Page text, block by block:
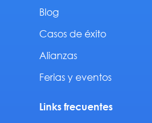
Blog
Casos de éxito
Alianzas
Ferias y eventos
Links frecuentes